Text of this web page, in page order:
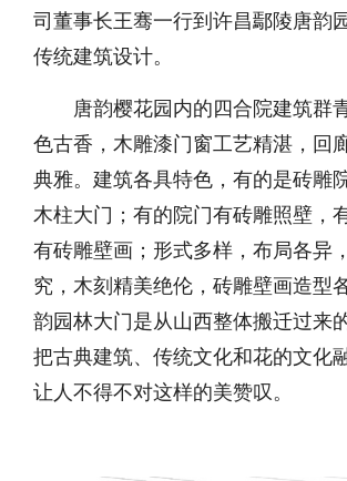
司董事长王骞一行到许昌鄢陵唐韵
传统建筑设计。
唐韵樱花园内的四合院建筑群
色古香，木雕漆门窗工艺精湛，回
典雅。建筑各具特色，有的是砖雕
木柱大门；有的院门有砖雕照壁，
有砖雕壁画；形式多样，布局各异
究，木刻精美绝伦，砖雕壁画造型
韵园林大门是从山西整体搬迁过来
把古典建筑、传统文化和花的文化
让人不得不对这样的美赞叹。